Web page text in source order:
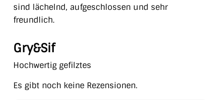
sind lächelnd, aufgeschlossen und sehr
freundlich.
Gry&Sif
Hochwertig gefilztes
Es gibt noch keine Rezensionen.